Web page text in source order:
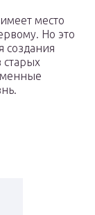
место
Но это
создания
старых